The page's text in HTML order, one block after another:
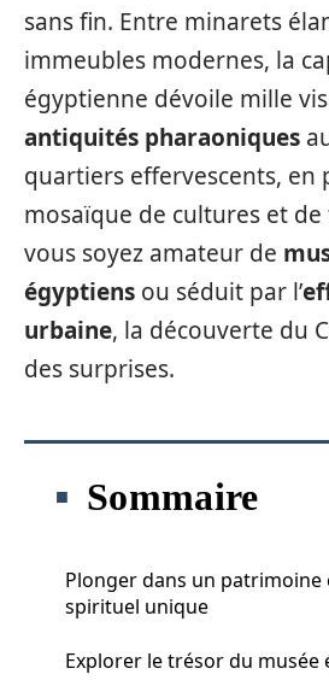
sans fin. Entre minarets
immeubles modernes, la
égyptienne dévoile mille
antiquités pharaoniques
quartiers effervescents, en
mosaïque de cultures et
vous soyez amateur de
égyptiens ou séduit par l’
urbaine, la découverte du
des surprises.
Sommaire
Plonger dans un
spirituel unique
Explorer le trésor du musée